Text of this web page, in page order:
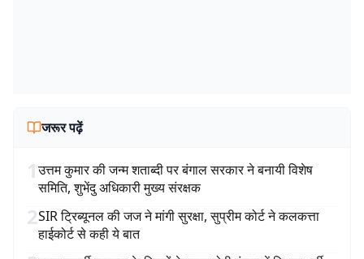
जरूर पढ़ें
1उत्तम कुमार की जन्म शताब्दी पर बंगाल सरकार ने बनायी विशेष
समिति, शुभेंदु अधिकारी मुख्य संरक्षक
2SIR ट्रिब्यूनल की जज ने मांगी सुरक्षा, सुप्रीम कोर्ट ने कलकत्ता
हाईकोर्ट से कही ये बात